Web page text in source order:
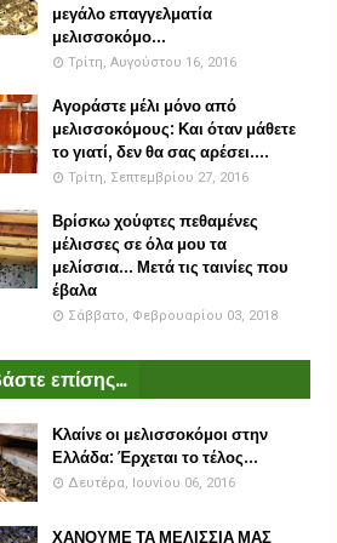
μεγάλο επαγγελματία
μελισσοκόμο...
Τρίτη, Αυγούστου 16, 2016
Αγοράστε μέλι μόνο από
μελισσοκόμους: Και όταν μάθετε
το γιατί, δεν θα σας αρέσει....
Τρίτη, Σεπτεμβρίου 27, 2016
Βρίσκω χούφτες πεθαμένες
μέλισσες σε όλα μου τα
μελίσσια... Μετά τις ταινίες που
έβαλα
Σάββατο, Φεβρουαρίου 03, 2018
επίσης...
Κλαίνε οι μελισσοκόμοι στην
Ελλάδα: Έρχεται το τέλος...
Δευτέρα, Ιουνίου 06, 2016
ΧΑΝΟΥΜΕ ΤΑ ΜΕΛΙΣΣΙΑ ΜΑΣ